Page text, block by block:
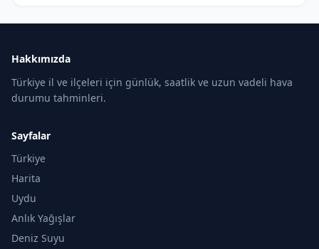
Hakkımızda
Türkiye il ve ilçeleri için günlük, saatlik ve uzun vadeli hava
durumu tahminleri.
Sayfalar
Türkiye
Harita
Uydu
Anlık Yağışlar
Deniz Suyu